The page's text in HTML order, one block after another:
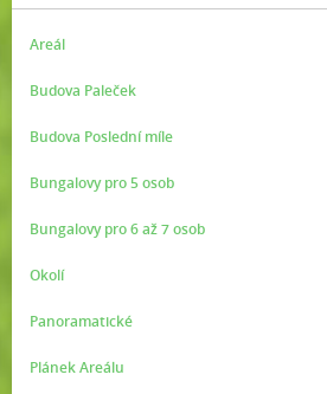
Areál
Budova Paleček
Budova Poslední míle
Bungalovy pro 5 osob
Bungalovy pro 6 až 7 osob
Okolí
Panoramatické
Plánek Areálu